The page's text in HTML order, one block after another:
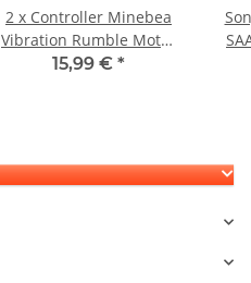
2 x Controller Minebea
Vibration Rumble Motor
Ersatzteil für Sony Ps515,99 € *